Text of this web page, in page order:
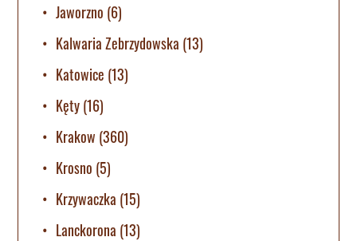
Jaworzno (6)
Kalwaria Zebrzydowska (13)
Katowice (13)
Kęty(16)
Krakow (360)
Krosno (5)
Krzywaczka (15)
Lanckorona (13)